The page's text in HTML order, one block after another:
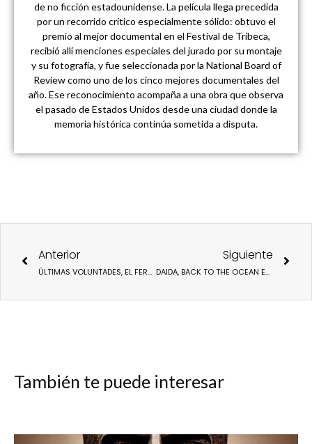
de no ficción estadounidense. La película llega precedida
por un recorrido crítico especialmente sólido: obtuvo el
premio al mejor documental en el Festival de Tribeca,
recibió allí menciones especiales del jurado por su montaje
y su fotografía, y fue seleccionada por la National Board of
Review como uno de los cinco mejores documentales del
año. Ese reconocimiento acompaña a una obra que observa
el pasado de Estados Unidos desde una ciudad donde la
memoria histórica continúa sometida a disputa.
Anterior
ÚLTIMAS VOLUNTADES, EL FERNANDO TEJERO MÁS DRAMÁTICO
Siguiente
DAIDA, BACK TO THE OCEAN EN ABIERTO DESDE EL VIERNES 17, CON OCASIÓN DEL DÍA CONTRA EL CÁNCER DE PULMÓN
También te puede interesar